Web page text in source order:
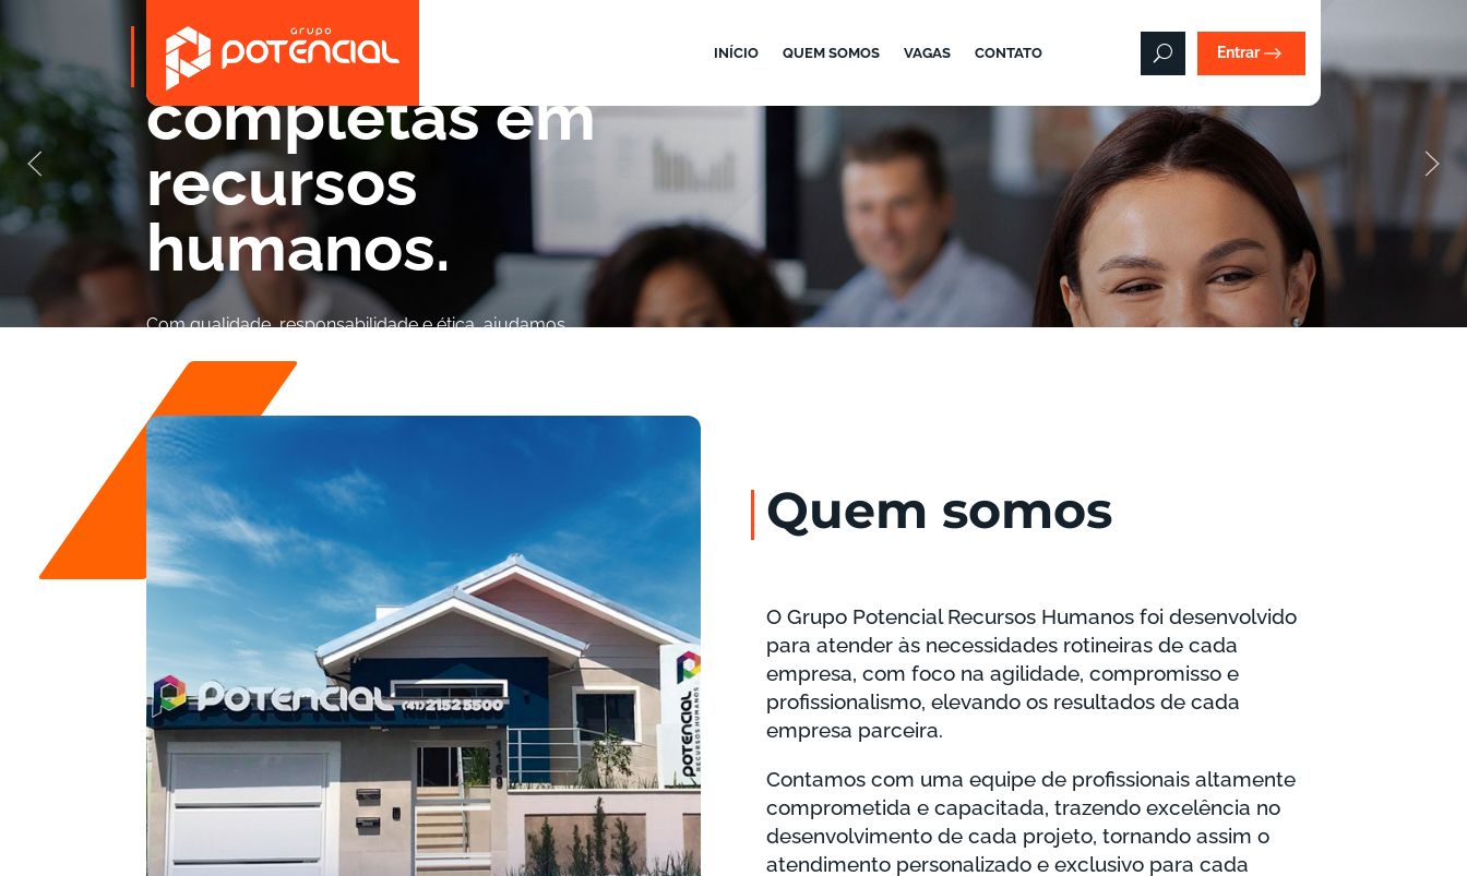
INÍCIO QUEM SOMOS VAGAS CONTATO Entrar
Soluções
completas em
recursos
humanos.
Com qualidade, responsabilidade e ética, ajudamos
do seu negócio.
Quem somos
O Grupo Potencial Recursos Humanos foi desenvolvido
para atender às necessidades rotineiras de cada
empresa, com foco na agilidade, compromisso e
profissionalismo, elevando os resultados de cada
empresa parceira.
Contamos com uma equipe de profissionais altamente
comprometida e capacitada, trazendo excelência no
desenvolvimento de cada projeto, tornando assim o
atendimento personalizado e exclusivo para cada